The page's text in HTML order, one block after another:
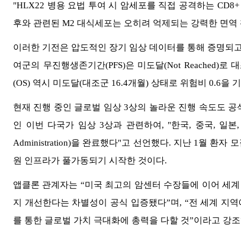
"HLX22 병용 요법 투여 시 암세포를 직접 공격하는
후와 관련된 M2 대식세포는 오히려 억제되는 강력한 면
이러한 기전은 압도적인 장기 임상 데이터를 통해 증명되
여군의 무진행생존기간(PFS)은 미도달(Not Reached)로
(OS) 역시 미도달(대조군 16.4개월) 상태로 위험비 0.6을
현재 진행 중인 글로벌 임상 3상의 놀라운 진행 속도도
인 이번 다국가 임상 3상과 관련하여, "한국, 중국, 일
Administration)을 완료했다"고 선언했다. 지난 1월 환자
원 인프라가 풀가동되기 시작한 것이다.
앱클론 관계자는 “미국 최고의 암센터 수장들에 이어 세
지 개선한다는 차별성이 공식 입증됐다”며, “전 세계 지
를 통한 글로벌 가치 극대화에 총력을 다할 것”이라고 강